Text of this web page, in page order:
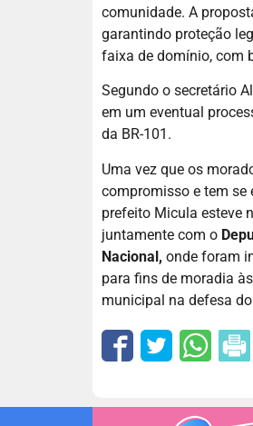
comunidade. A
garantindo proteção
faixa de domínio, com
Segundo o secretário
em um eventual
da BR-101.
Uma vez que os
compromisso e tem se
prefeito Micula esteve
juntamente com o
Nacional, onde foram
para fins de moradia
municipal na defesa